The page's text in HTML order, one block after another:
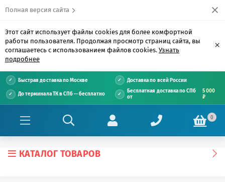
Полная версия сайта
Этот сайт использует файлы cookies для более комфортной
работы пользователя. Продолжая просмотр страниц сайта, вы
соглашаетесь с использованием файлов cookies. Узнать
подробнее
×
Быстрая доставка по Москве Доставка по всей России
До терминала ТК в СПб — бесплатно
Бесплатная доставка по СПб
от
5 000
₽
0
КАТАЛОГ ТОВАРОВ